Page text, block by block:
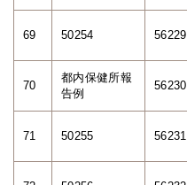
69 50254 56229
70
都内保健所報
告例
56230
71 50255 56231